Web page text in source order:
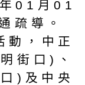
01月01
疏導。
動，中正
街口)、
)及中央